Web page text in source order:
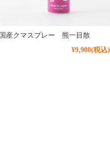
国産クマスプレー 熊一目散
¥9,900(税込)